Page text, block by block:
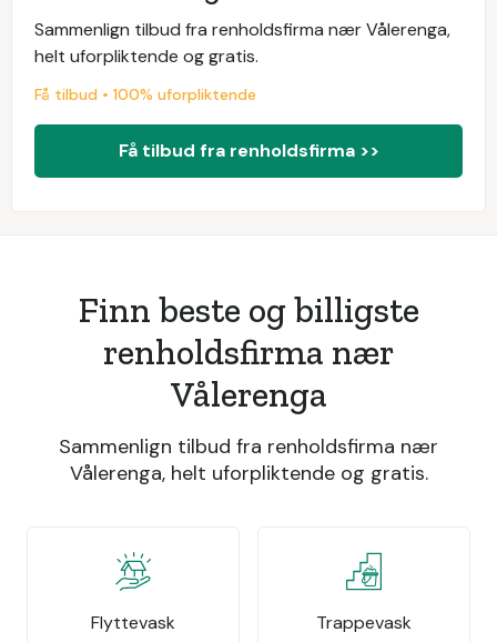
Sammenlign tilbud fra renholdsfirma nær Vålerenga,
helt uforpliktende og gratis.
Få tilbud • 100% uforpliktende
Få tilbud fra renholdsfirma >>
Finn beste og billigste
renholdsfirma nær
Vålerenga
Sammenlign tilbud fra renholdsfirma nær
Vålerenga, helt uforpliktende og gratis.
Flyttevask Trappevask